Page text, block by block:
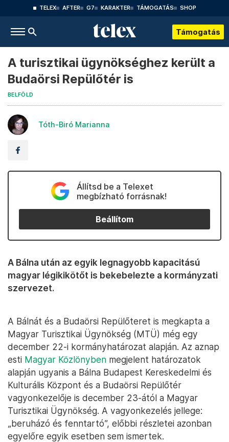
TELEX AFTER G7 KARAKTER TÁMOGATÁS SHOP
Támogatás
A turisztikai ügynökséghez került a
Budaörsi Repülőtér is
BELFÖLD
Tóth-Biró Marianna
Állítsd be a Telexet
megbízható forrásnak!
Beállítom
A Bálna után az egyik legnagyobb kapacitású
magyar légikikötőt is bekebelezte a kormányzati
szervezet.
A Bálnát és a Budaörsi Repülőteret is megkapta a
Magyar Turisztikai Ügynökség (MTÜ) még egy
december 22-i kormányhatározat alapján. Az aznap
esti Magyar Közlönyben megjelent határozatok
alapján ugyanis a Bálna Budapest Kereskedelmi és
Kulturális Központ és a Budaörsi Repülőtér
vagyonkezelője is december 23-ától a Magyar
Turisztikai Ügynökség. A vagyonkezelés jellege:
„beruházó és fenntartó”, előbbi részletei azonban
egyelőre egyik esetben sem ismertek.